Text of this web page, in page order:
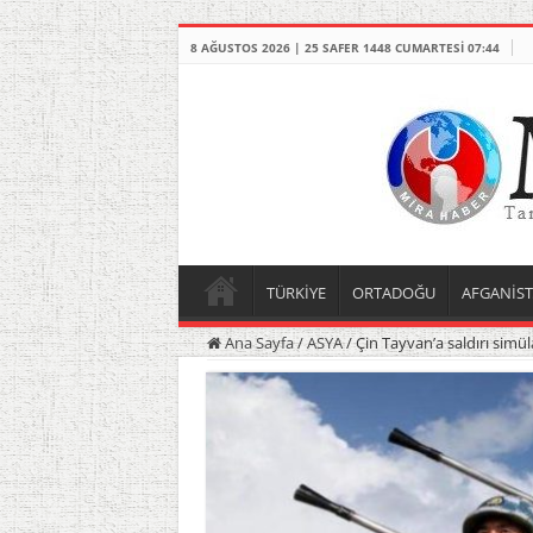
8 AĞUSTOS 2026 | 25 SAFER 1448 CUMARTESI 07:44
TÜRKİYE ORTADOĞU
Ana Sayfa/ASYA/Çin Tayvan’a saldırı